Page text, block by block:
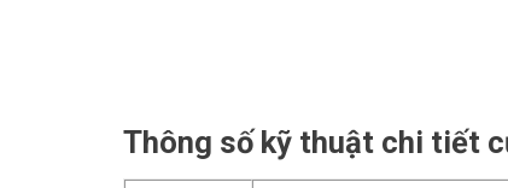
Thông số kỹ thuật chi tiết